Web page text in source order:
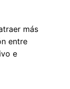
más
entre
e